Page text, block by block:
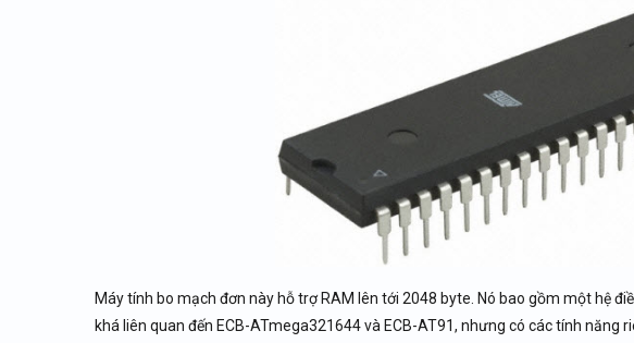
Máy tính bo mạch đơn này hỗ trợ RAM lên tới 2048 byte. Nó bao gồm một hệ
khá liên quan đến ECB-ATmega321644 và ECB-AT91, nhưng có các tính năng